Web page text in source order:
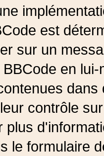
est
sur un
en
contrôle
plus
le formulaire